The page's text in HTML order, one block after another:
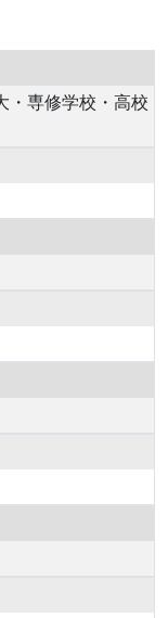
・専修学校・高校